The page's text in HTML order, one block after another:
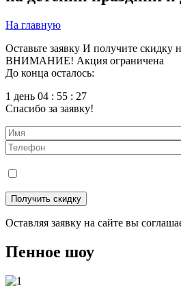
На главную
Оставьте заявку И получите скидку
ВНИМАНИЕ! Акция ограничена
До конца осталось:
1 день 04 : 55 : 26
Спасибо за заявку!
Оставляя заявку на сайте вы
Пенное шоу